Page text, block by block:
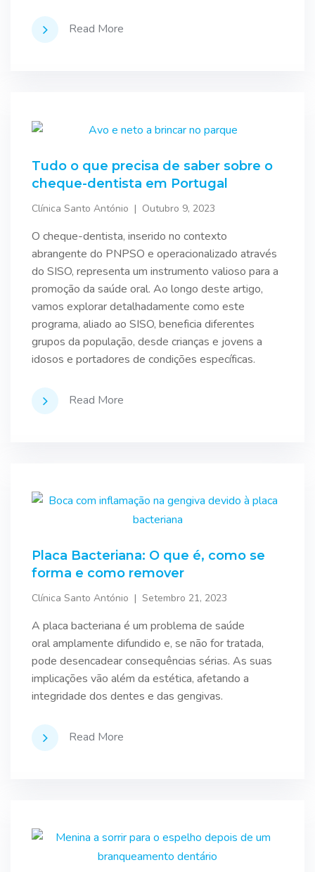
Read More
Tudo o que precisa de saber sobre o
cheque-dentista em Portugal
Clínica Santo António Outubro 9, 2023
O cheque-dentista, inserido no contexto
abrangente do PNPSO e operacionalizado através
do SISO, representa um instrumento valioso para a
promoção da saúde oral. Ao longo deste artigo,
vamos explorar detalhadamente como este
programa, aliado ao SISO, beneficia diferentes
grupos da população, desde crianças e jovens a
idosos e portadores de condições específicas.
Read More
Placa Bacteriana: O que é, como se
forma e como remover
Clínica Santo António Setembro 21, 2023
A placa bacteriana é um problema de saúde
oral amplamente difundido e, se não for tratada,
pode desencadear consequências sérias. As suas
implicações vão além da estética, afetando a
integridade dos dentes e das gengivas.
Read More